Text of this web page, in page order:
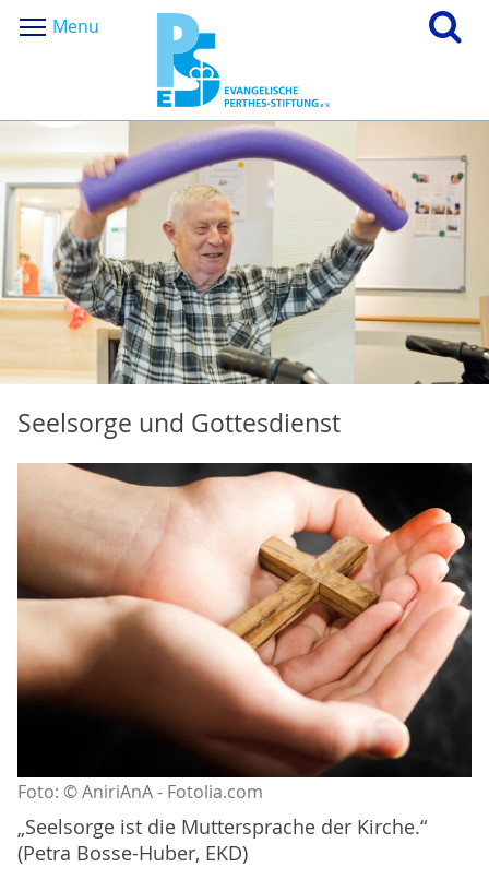
Menu
Seelsorge und Gottesdienst
Foto: © AniriAnA - Fotolia.com
„Seelsorge ist die Muttersprache der Kirche.“
(Petra Bosse-Huber, EKD)